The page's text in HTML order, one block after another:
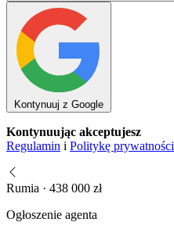
Kontynuuj z Google
Kontynuując akceptujesz
Regulamin i Politykę prywatności
Rumia · 438 000 zł
Ogłoszenie agenta